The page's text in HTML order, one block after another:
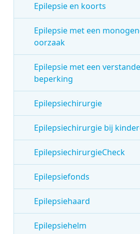
Epilepsie en koorts
Epilepsie met een
oorzaak
Epilepsie met een
beperking
Epilepsiechirurgie
Epilepsiechirurgie bij
EpilepsiechirurgieCheck
Epilepsiefonds
Epilepsiehaard
Epilepsiehelm